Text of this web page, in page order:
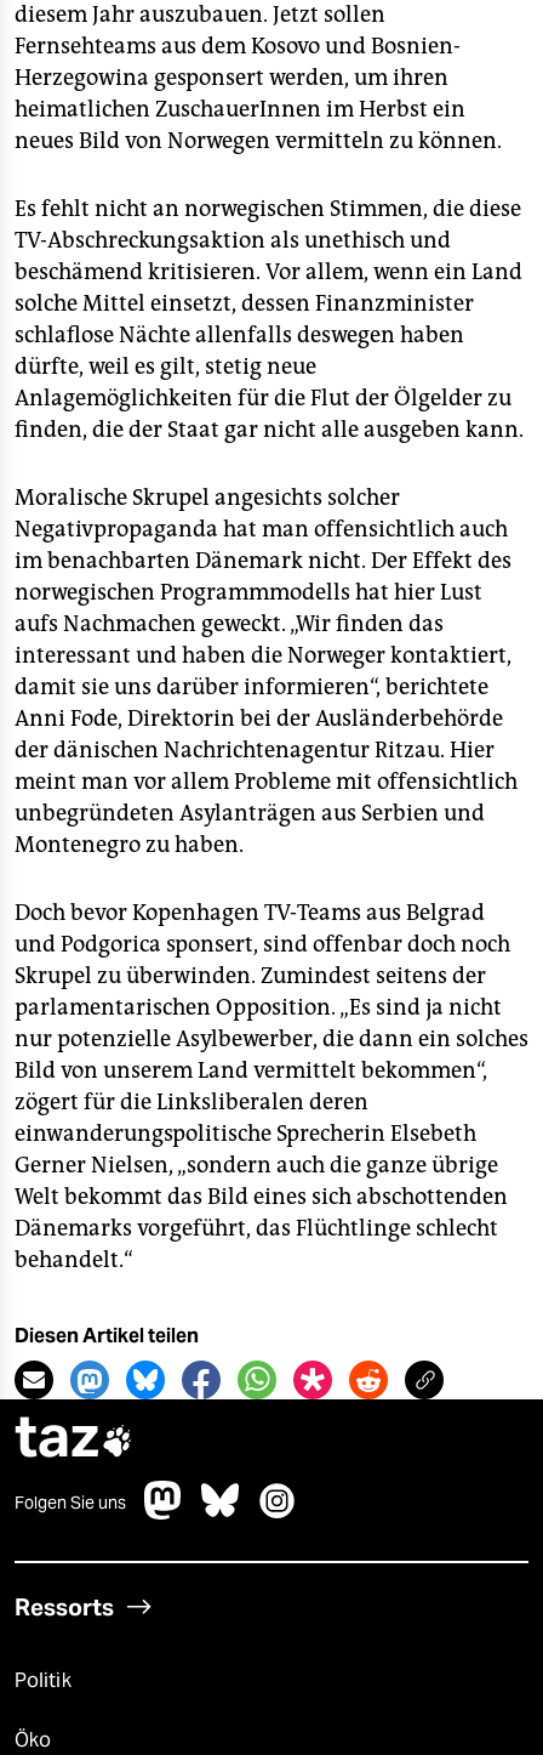
diesem Jahr auszubauen. Jetzt sollen
Fernsehteams aus dem Kosovo und Bosnien-
Herzegowina gesponsert werden, um ihren
heimatlichen ZuschauerInnen im Herbst ein
neues Bild von Norwegen vermitteln zu können.
Es fehlt nicht an norwegischen Stimmen, die diese
TV-Abschreckungsaktion als unethisch und
beschämend kritisieren. Vor allem, wenn ein Land
solche Mittel einsetzt, dessen Finanzminister
schlaflose Nächte allenfalls deswegen haben
dürfte, weil es gilt, stetig neue
Anlagemöglichkeiten für die Flut der Ölgelder zu
finden, die der Staat gar nicht alle ausgeben kann.
Moralische Skrupel angesichts solcher
Negativpropaganda hat man offensichtlich auch
im benachbarten Dänemark nicht. Der Effekt des
norwegischen Programmmodells hat hier Lust
aufs Nachmachen geweckt. „Wir finden das
interessant und haben die Norweger kontaktiert,
damit sie uns darüber informieren“, berichtete
Anni Fode, Direktorin bei der Ausländerbehörde
der dänischen Nachrichtenagentur Ritzau. Hier
meint man vor allem Probleme mit offensichtlich
unbegründeten Asylanträgen aus Serbien und
Montenegro zu haben.
Doch bevor Kopenhagen TV-Teams aus Belgrad
und Podgorica sponsert, sind offenbar doch noch
Skrupel zu überwinden. Zumindest seitens der
parlamentarischen Opposition. „Es sind ja nicht
nur potenzielle Asylbewerber, die dann ein solches
Bild von unserem Land vermittelt bekommen“,
zögert für die Linksliberalen deren
einwanderungspolitische Sprecherin Elsebeth
Gerner Nielsen, „sondern auch die ganze übrige
Welt bekommt das Bild eines sich abschottenden
Dänemarks vorgeführt, das Flüchtlinge schlecht
behandelt.“
Diesen Artikel teilen
taz
Folgen Sie uns
Ressorts
Politik
Öko